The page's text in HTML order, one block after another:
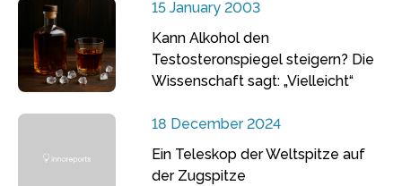
15 January 2003
Kann Alkohol den
Testosteronspiegel steigern? Die
Wissenschaft sagt: „Vielleicht“
18 December 2024
Ein Teleskop der Weltspitze auf
der Zugspitze